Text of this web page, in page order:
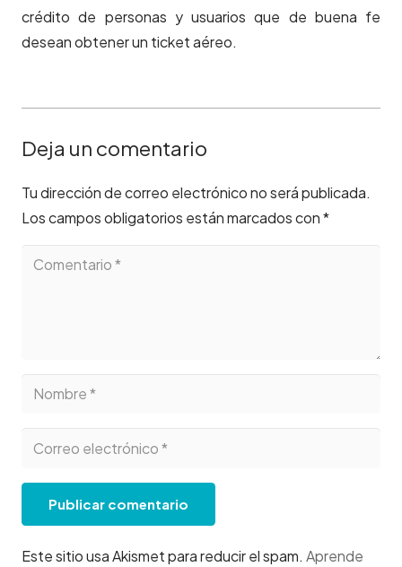
crédito de personas y usuarios que de buena fe
desean obtener un ticket aéreo.
Deja un comentario
Tu dirección de correo electrónico no será publicada.
Los campos obligatorios están marcados con*
Publicar comentario
Este sitio usa Akismet para reducir el spam. Aprende